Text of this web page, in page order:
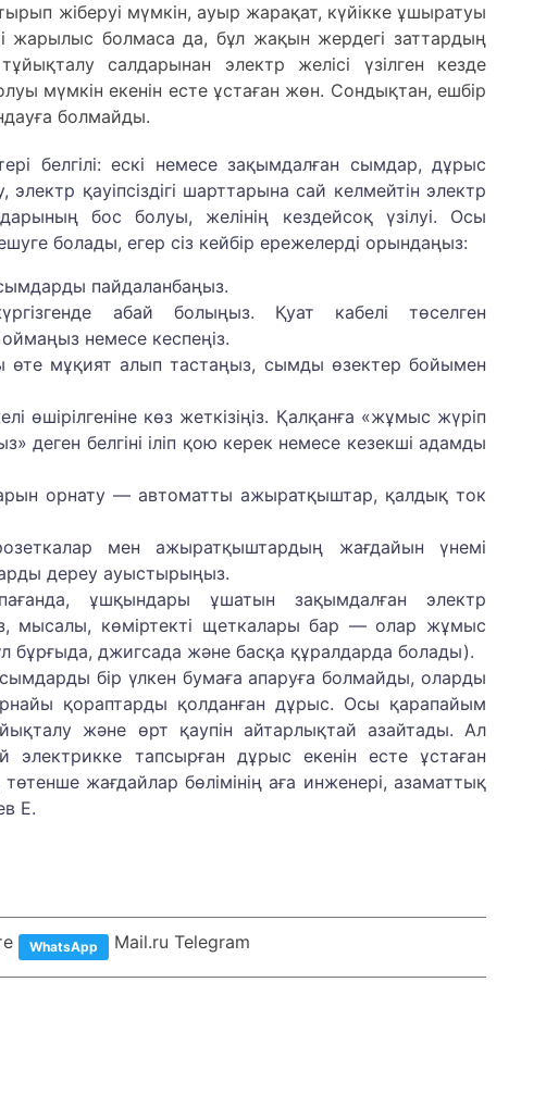
жіберуі мүмкін, ауыр жарақат, күйікке ұшыратуы
жарылыс болмаса да, бұл жақын жердегі заттардың
салдарынан электр желісі үзілген кезде
мүмкін екенін есте ұстаған жөн. Сондықтан, ешбір
болмайды.
белгілі: ескі немесе зақымдалған сымдар, дұрыс
қауіпсіздігі шарттарына сай келмейтін электр
бос болуы, желінің кездейсоқ үзілуі. Осы
болады, егер сіз кейбір ережелерді орындаңыз:
сымдарды пайдаланбаңыз.
абай болыңыз. Қуат кабелі төселген
немесе кеспеңіз.
өте мұқият алып тастаңыз, сымды өзектер бойымен
өшірілгеніне көз жеткізіңіз. Қалқанға «жұмыс жүріп
деген белгіні іліп қою керек немесе кезекші адамды
орнату — автоматты ажыратқыштар, қалдық ток
мен ажыратқыштардың жағдайын үнемі
дереу ауыстырыңыз.
ұшқындары ұшатын зақымдалған электр
мысалы, көміртекті щеткалары бар — олар жұмыс
бұрғыда, джигсада және басқа құралдарда болады).
бір үлкен бумаға апаруға болмайды, оларды
қораптарды қолданған дұрыс. Осы қарапайым
және өрт қаупін айтарлықтай азайтады. Ал
электрикке тапсырған дұрыс екенін есте ұстаған
жағдайлар бөлімінің аға инженері, азаматтық
Е.
WhatsApp Mail.ru Telegram